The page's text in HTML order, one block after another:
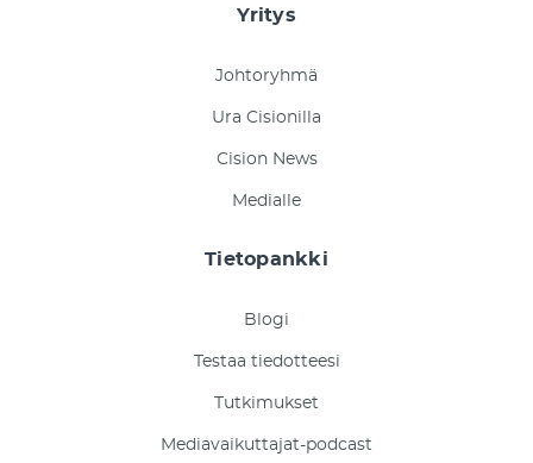
Yritys
Johtoryhmä
Ura Cisionilla
Cision News
Medialle
Tietopankki
Blogi
Testaa tiedotteesi
Tutkimukset
Mediavaikuttajat-podcast